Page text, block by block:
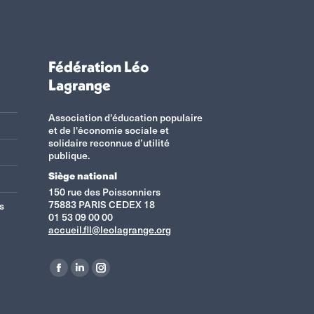
Fédération Léo
Lagrange
Association d'éducation populaire
et de l'économie sociale et
solidaire reconnue d’utilité
publique.
Siège national
150 rue des Poissonniers
75883 PARIS CEDEX 18
01 53 09 00 00
accueil.fll@leolagrange.org
Retrouvez-nous sur :
La
La
La